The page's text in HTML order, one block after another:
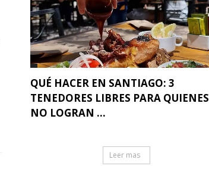
QUÉ HACER EN SANTIAGO: 3
TENEDORES LIBRES PARA QUIENES
NO LOGRAN ...
Leer mas